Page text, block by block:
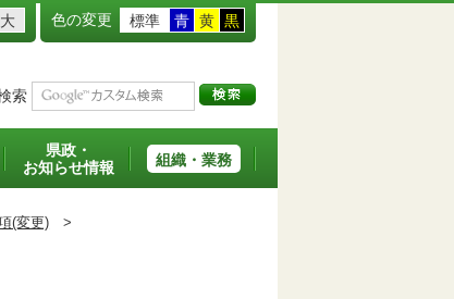
色の変更 標準 青 黄 黒
索
県政・
お知らせ情報
組織・業務
(変更) >